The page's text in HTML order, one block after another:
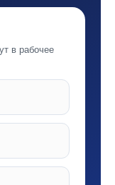
в рабочее